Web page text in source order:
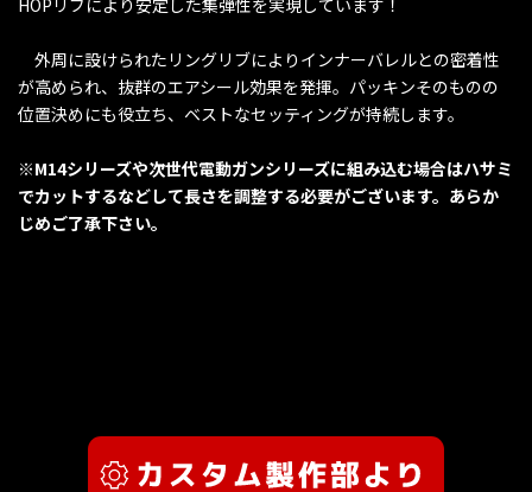
外周に設けられたリングリブによりインナーバレルとの密着性
が高められ、抜群のエアシール効果を発揮。パッキンそのものの
位置決めにも役立ち、ベストなセッティングが持続します。
※M14シリーズや次世代電動ガンシリーズに組み込む場合はハサミ
でカットするなどして長さを調整する必要がございます。あらか
じめご了承下さい。